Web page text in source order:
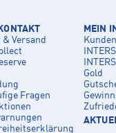
Versand
Fragen
MEIN
Gold